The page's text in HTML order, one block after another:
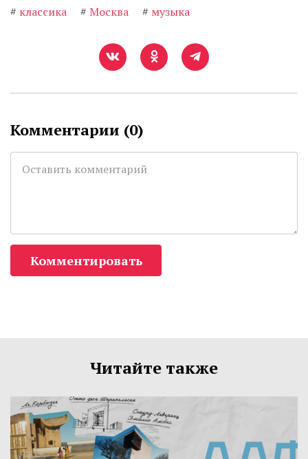
# классика # Москва # музыка
Комментарии (0)
Комментировать
Читайте также